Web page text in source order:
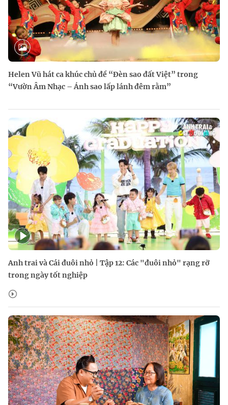
Helen Vũ hát ca khúc chủ đề “Đèn sao đất Việt” trong
“Vườn Âm Nhạc – Ánh sao lấp lánh đêm rằm”
Anh trai và Cái đuôi nhỏ | Tập 12: Các "đuôi nhỏ" rạng rỡ
trong ngày tốt nghiệp